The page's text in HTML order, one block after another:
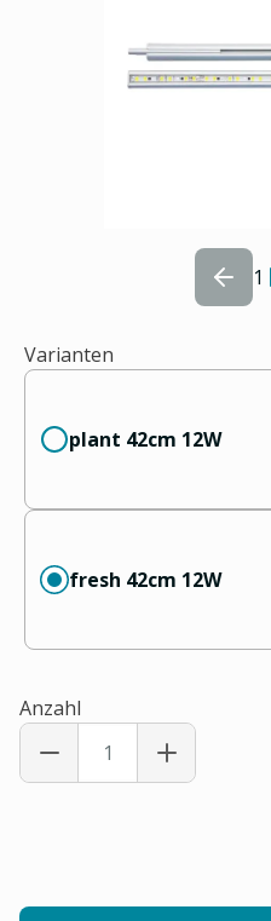
1
Varianten
plant 42cm 12W
fresh 42cm 12W
Anzahl